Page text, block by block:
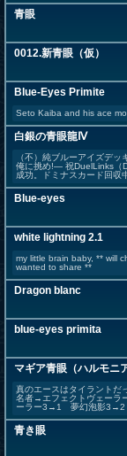
青眼
0012.新青眼（仮）
Blue-Eyes Primite
Seto Kaiba and his ace
白銀の青眼龍Ⅳ
（不）純ブルーアイズデ
俺に挑め!― 祝DuelLinks（
成功。ドミナスカード回収
Blue-eyes
white lightning 2.1
my little brain baby, ** will
wanted to share **
Dragon blanc
blue-eyes primita
マギア青眼（ハルモニ
真のエースはタイラント
名者→エフェクトヴェ
ーラー3→1 夢幻泡影
青き眼